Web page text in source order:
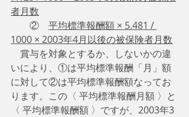
者月数
② 平均標準報酬額 × 5.481 /
1000 × 2003年4月以後の被保険者月数
賞与を対象とするか、しないかの違
いにより、①は平均標準報酬「月」額
に対して②は平均標準報酬額なってお
ります。この〈 平均標準報酬月額 〉と
〈 平均標準報酬額 〉ですが、2003年3